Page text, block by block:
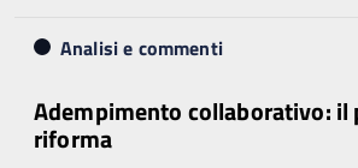
Analisi e commenti
Adempimento collaborativo: il
riforma